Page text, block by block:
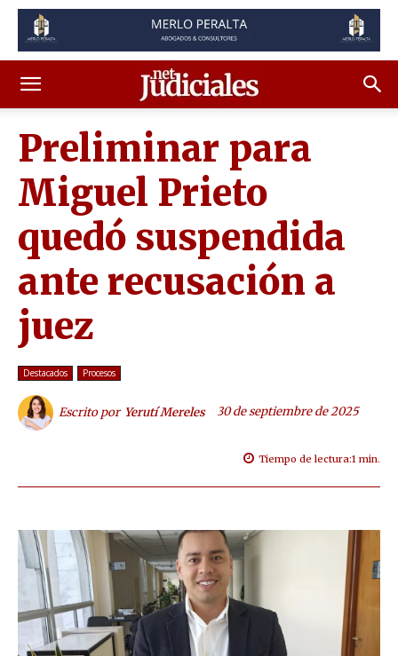
Preliminar para
Miguel Prieto
quedó suspendida
ante recusación a
juez
Destacados Procesos
Escrito por Yerutí Mereles 30 de septiembre de 2025
Tiempo de lectura:1 min.